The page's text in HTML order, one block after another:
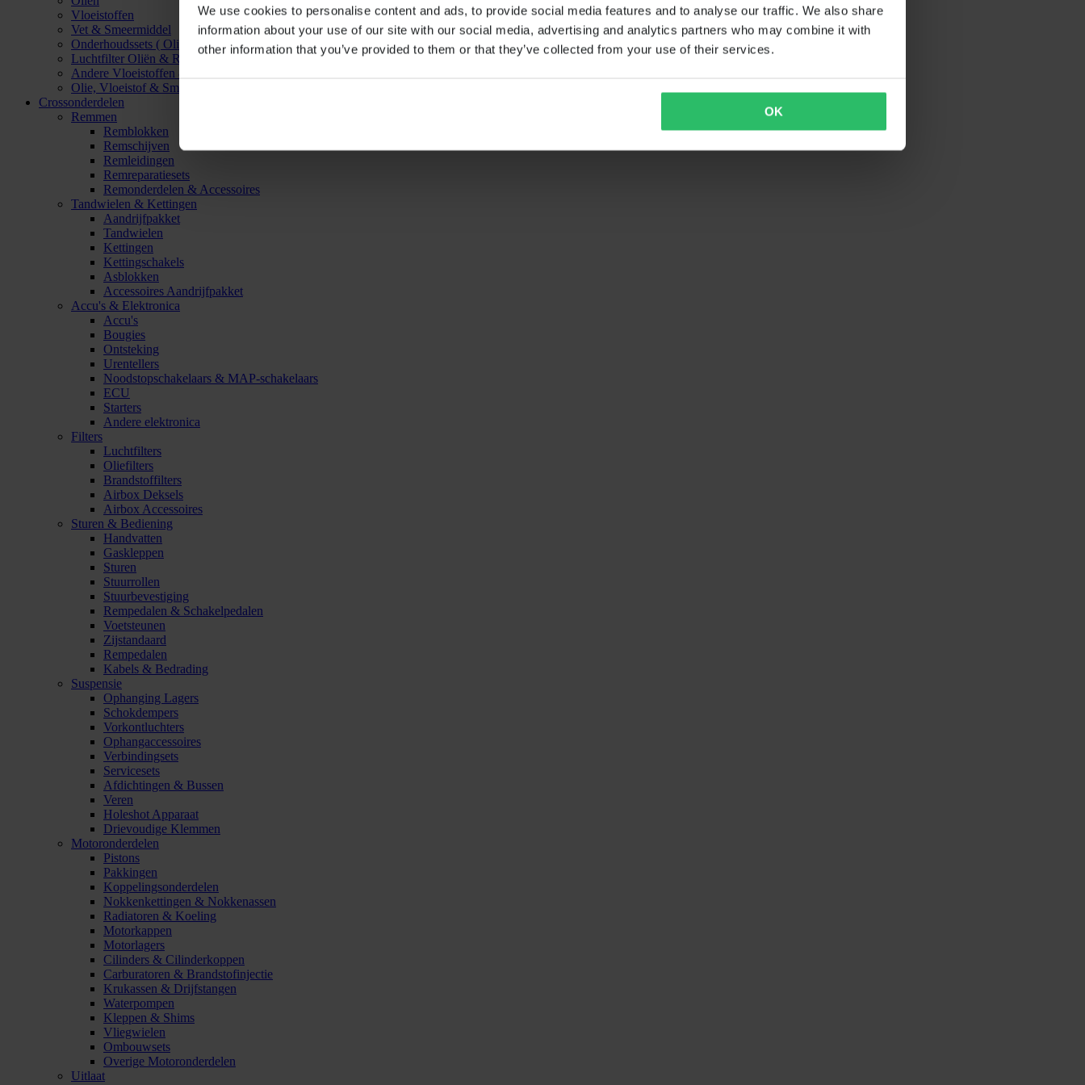
We use cookies to personalise content and ads, to provide social media features and to analyse our traffic. We also share
information about your use of our site with our social media, advertising and analytics partners who may combine it with
other information that you’ve provided to them or that they’ve collected from your use of their services.
OK
Vloeistoffen
Vet & Smeermiddel
Onderhoudssets ( Olie & Filter)
Luchtfilter Oliën & Reinigers
Andere Vloeistoffen & Smeermiddelen
Olie, Vloeistof & Smeermiddel Accessoires
Crossonderdelen
Remmen
Remblokken
Remschijven
Remleidingen
Remreparatiesets
Remonderdelen & Accessoires
Tandwielen & Kettingen
Aandrijfpakket
Tandwielen
Kettingen
Kettingschakels
Asblokken
Accessoires Aandrijfpakket
Accu's & Elektronica
Accu's
Bougies
Ontsteking
Urentellers
Noodstopschakelaars & MAP-schakelaars
ECU
Starters
Andere elektronica
Filters
Luchtfilters
Oliefilters
Brandstoffilters
Airbox Deksels
Airbox Accessoires
Sturen & Bediening
Handvatten
Gaskleppen
Sturen
Stuurrollen
Stuurbevestiging
Rempedalen & Schakelpedalen
Voetsteunen
Zijstandaard
Rempedalen
Kabels & Bedrading
Suspensie
Ophanging Lagers
Schokdempers
Vorkontluchters
Ophangaccessoires
Verbindingsets
Servicesets
Afdichtingen & Bussen
Veren
Holeshot Apparaat
Drievoudige Klemmen
Motoronderdelen
Pistons
Pakkingen
Koppelingsonderdelen
Nokkenkettingen & Nokkenassen
Radiatoren & Koeling
Motorkappen
Motorlagers
Cilinders & Cilinderkoppen
Carburatoren & Brandstofinjectie
Krukassen & Drijfstangen
Waterpompen
Kleppen & Shims
Vliegwielen
Ombouwsets
Overige Motoronderdelen
Uitlaat